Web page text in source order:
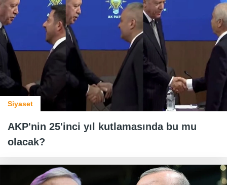
Siyaset
AKP'nin 25'inci yıl kutlamasında bu mu
olacak?